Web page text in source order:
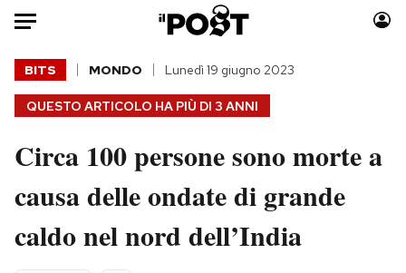
Auto
HOME
Italia
Politica
Tecnologia
Moda
Consumismi
Storie/Idee
QUESTO ARTICOLO HA PIÙ DI 3 ANNI
BITS MONDO Lunedì 19 giugno 2023
Circa 100 persone sono morte a
causa delle ondate di grande
caldo nel nord dell’India